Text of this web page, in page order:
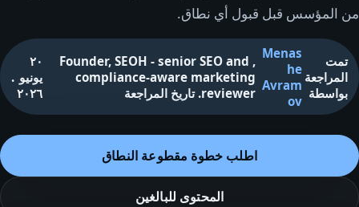
من المؤسس قبل قبول أي نطاق.
تمت
المراجعة
بواسطة
Menas
he
Avram
ov
,
Founder, SEOH - senior SEO and
compliance-aware marketing
reviewer
.تاريخ المراجعة
٢٠
يونيو
٢٠٢٦
.
اطلب خطوة مقطوعة النطاق
المحتوى للبالغين